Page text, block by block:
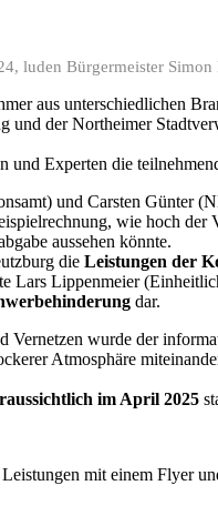
luden Bürgermeister
aus unterschiedlichen
und der Northeimer
Experten die
und Carsten Günter
wie hoch
aussehen könnte.
die Leistungen der
Lars Lippenmeier
dar.
wurde der
Atmosphäre
im April 2025
mit einem Flyer